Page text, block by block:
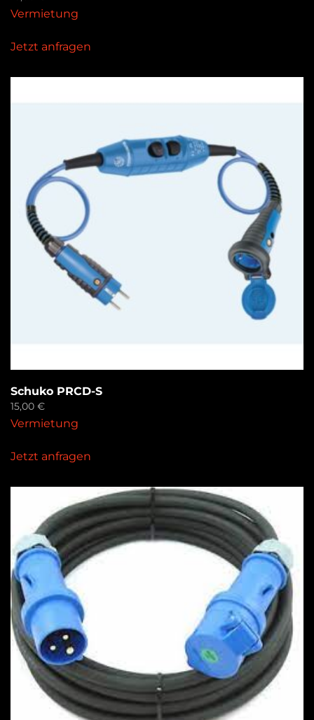
Vermietung
Jetzt anfragen
Schuko PRCD-S
15,00 €
Vermietung
Jetzt anfragen